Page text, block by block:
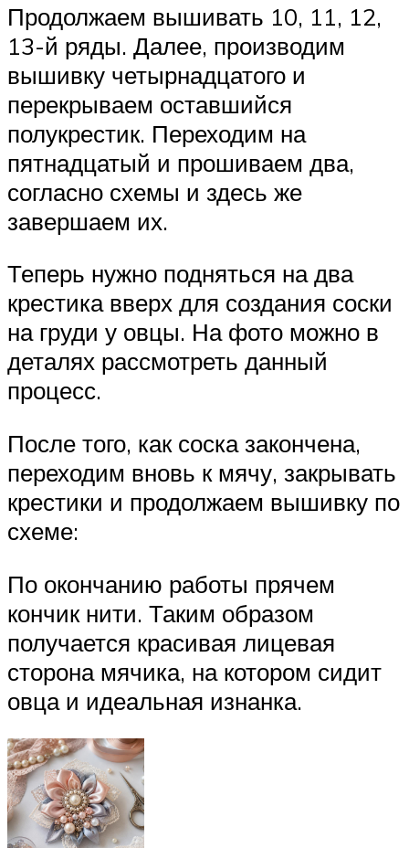
Продолжаем вышивать 10, 11, 12,
13-й ряды. Далее, производим
вышивку четырнадцатого и
перекрываем оставшийся
полукрестик. Переходим на
пятнадцатый и прошиваем два,
согласно схемы и здесь же
завершаем их.
Теперь нужно подняться на два
крестика вверх для создания соски
на груди у овцы. На фото можно в
деталях рассмотреть данный
процесс.
После того, как соска закончена,
переходим вновь к мячу, закрывать
крестики и продолжаем вышивку по
схеме:
По окончанию работы прячем
кончик нити. Таким образом
получается красивая лицевая
сторона мячика, на котором сидит
овца и идеальная изнанка.